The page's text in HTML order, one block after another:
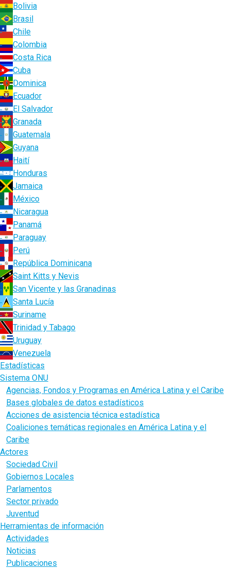
Bolivia
Brasil
Chile
Colombia
Costa Rica
Cuba
Dominica
Ecuador
El Salvador
Granada
Guatemala
Guyana
Haití
Honduras
Jamaica
México
Nicaragua
Panamá
Paraguay
Perú
República Dominicana
Saint Kitts y Nevis
San Vicente y las Granadinas
Santa Lucía
Suriname
Trinidad y Tabago
Uruguay
Venezuela
Estadísticas
Sistema ONU
Agencias, Fondos y Programas en América Latina y el Caribe
Bases globales de datos estadísticos
Acciones de asistencia técnica estadística
Coaliciones temáticas regionales en América Latina y el
Caribe
Actores
Sociedad Civil
Gobiernos Locales
Parlamentos
Sector privado
Juventud
Herramientas de información
Actividades
Noticias
Publicaciones